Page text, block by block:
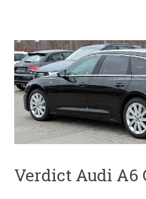
Verdict Audi A6